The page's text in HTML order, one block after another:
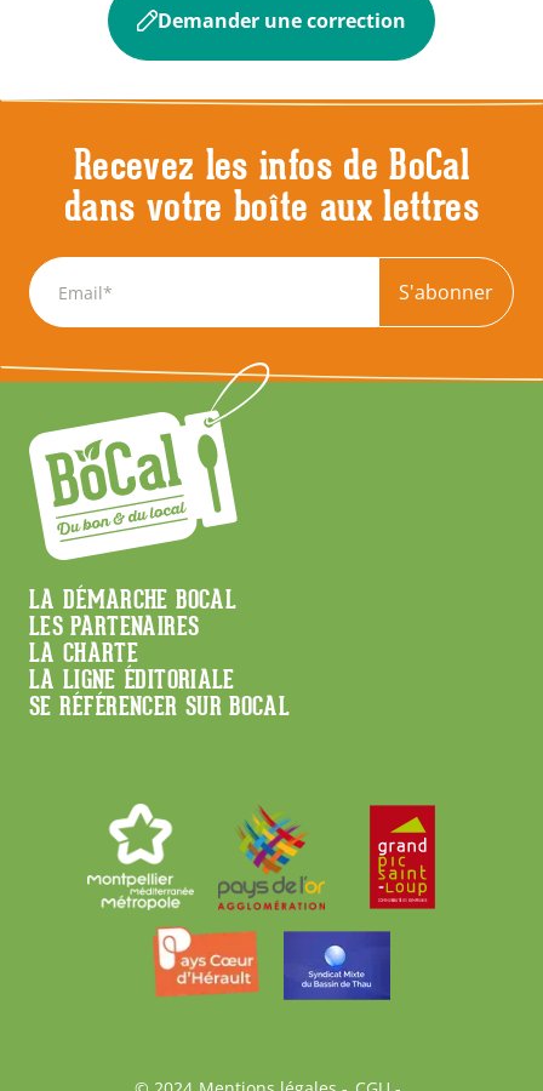
Demander une correction
Recevez les infos de BoCal
dans votre boîte aux lettres
S'abonner
Menu
Footer
LA DÉMARCHE BOCAL
LES PARTENAIRES
LA CHARTE
LA LIGNE ÉDITORIALE
SE RÉFÉRENCER SUR BOCAL